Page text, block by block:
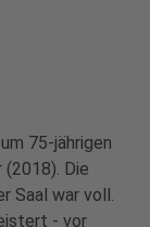
75-jährigen
(2018). Die
Saal war voll.
- vor